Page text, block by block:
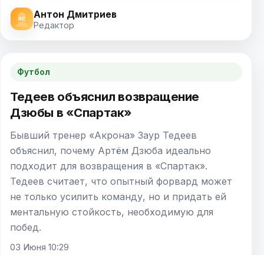
Антон Дмитриев
Редактор
Футбол
Тедеев объяснил возвращение
Дзюбы в «Спартак»
Бывший тренер «Акрона» Заур Тедеев
объяснил, почему Артём Дзюба идеально
подходит для возвращения в «Спартак».
Тедеев считает, что опытный форвард может
не только усилить команду, но и придать ей
ментальную стойкость, необходимую для
побед.
03 Июня 10:29